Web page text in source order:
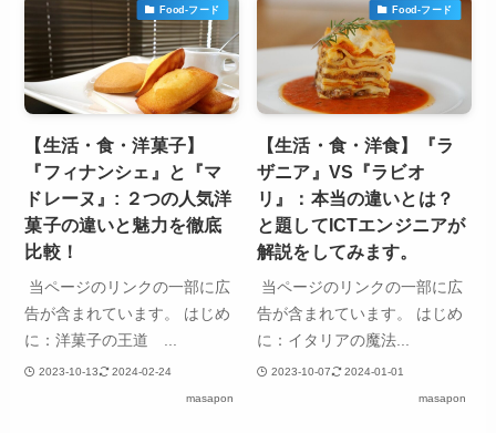
Food-フード
【生活・食・洋菓子】
『フィナンシェ』と『マ
ドレーヌ』: ２つの人気洋
菓子の違いと魅力を徹底
比較！
当ページのリンクの一部に広
告が含まれています。 はじめ
に：洋菓子の王道 ...
2023-10-13 2024-02-24
masapon
Food-フード
【生活・食・洋食】『ラ
ザニア』VS『ラビオ
リ』：本当の違いとは？
と題してICTエンジニアが
解説をしてみます。
当ページのリンクの一部に広
告が含まれています。 はじめ
に：イタリアの魔法...
2023-10-07 2024-01-01
masapon